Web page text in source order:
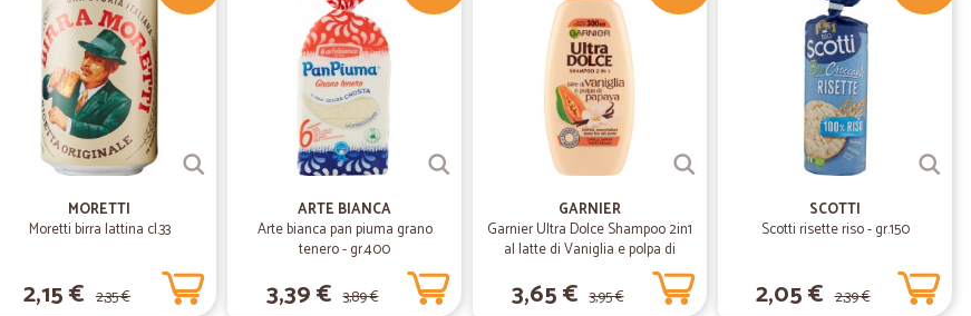
16/02/2019
—
Puntuale.
Puntuale e discreto.
MORETTI
Moretti birra lattina cl.33
2,15 € 2,35 €
ARTE BIANCA
Arte bianca pan piuma grano
tenero - gr.400
3,39 € 3,89 €
GARNIER
Garnier Ultra Dolce Shampoo 2in1
al latte di Vaniglia e polpa di
Papaya per capelli lunghi, 300 ml.
3,65 € 3,95 €
SCOTTI
Scotti risette riso - gr.150
2,05 € 2,39 €